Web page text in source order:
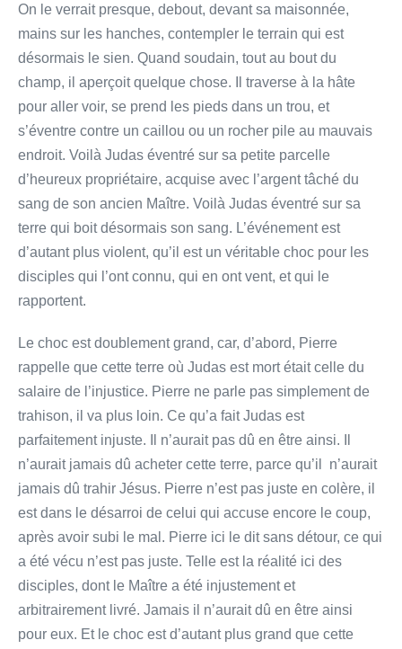
On le verrait presque, debout, devant sa maisonnée,
mains sur les hanches, contempler le terrain qui est
désormais le sien. Quand soudain, tout au bout du
champ, il aperçoit quelque chose. Il traverse à la hâte
pour aller voir, se prend les pieds dans un trou, et
s’éventre contre un caillou ou un rocher pile au mauvais
endroit. Voilà Judas éventré sur sa petite parcelle
d’heureux propriétaire, acquise avec l’argent tâché du
sang de son ancien Maître. Voilà Judas éventré sur sa
terre qui boit désormais son sang. L’événement est
d’autant plus violent, qu’il est un véritable choc pour les
disciples qui l’ont connu, qui en ont vent, et qui le
rapportent.
Le choc est doublement grand, car, d’abord, Pierre
rappelle que cette terre où Judas est mort était celle du
salaire de l’injustice. Pierre ne parle pas simplement de
trahison, il va plus loin. Ce qu’a fait Judas est
parfaitement injuste. Il n’aurait pas dû en être ainsi. Il
n’aurait jamais dû acheter cette terre, parce qu’il n’aurait
jamais dû trahir Jésus. Pierre n’est pas juste en colère, il
est dans le désarroi de celui qui accuse encore le coup,
après avoir subi le mal. Pierre ici le dit sans détour, ce qui
a été vécu n’est pas juste. Telle est la réalité ici des
disciples, dont le Maître a été injustement et
arbitrairement livré. Jamais il n’aurait dû en être ainsi
pour eux. Et le choc est d’autant plus grand que cette